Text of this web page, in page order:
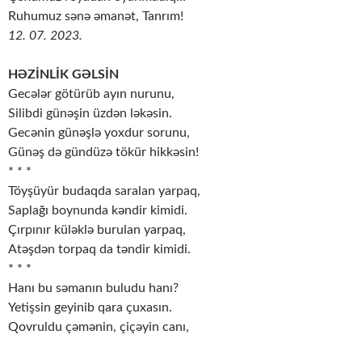
Ruhumuz sənə əmanət, Tanrım!
12. 07. 2023.
HƏZİNLİK GƏLSİN
Gecələr götürüb ayın nurunu,
Silibdi günəşin üzdən ləkəsin.
Gecənin günəşlə yoxdur sorunu,
Günəş də gündüzə tökür hikkəsin!
* * *
Töyşüyür budaqda saralan yarpaq,
Saplağı boynunda kəndir kimidi.
Çırpınır küləklə burulan yarpaq,
Atəşdən torpaq da təndir kimidi.
* * *
Hanı bu səmanın buludu hanı?
Yetişsin geyinib qara çuxasın.
Qovruldu çəmənin, çiçəyin canı,